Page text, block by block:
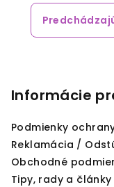
Informácie
Podmienky
Reklamácia /
Obchodné
Tipy, rady a články